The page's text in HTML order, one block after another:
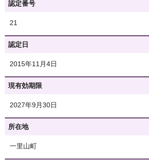
認定番号
21
認定日
2015年11月4日
現有効期限
2027年9月30日
所在地
一里山町